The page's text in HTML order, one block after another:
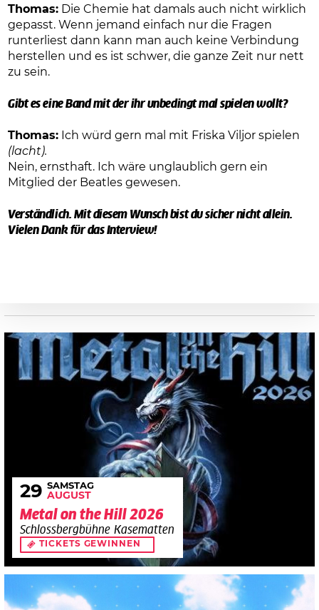
Thomas: Die Chemie hat damals auch nicht wirklich
gepasst. Wenn jemand einfach nur die Fragen
runterliest dann kann man auch keine Verbindung
herstellen und es ist schwer, die ganze Zeit nur nett
zu sein.
Gibt es eine Band mit der ihr unbedingt mal spielen wollt?
Thomas: Ich würd gern mal mit Friska Viljor spielen
(lacht).
Nein, ernsthaft. Ich wäre unglaublich gern ein
Mitglied der Beatles gewesen.
Verständlich. Mit diesem Wunsch bist du sicher nicht allein.
Vielen Dank für das Interview!
29 SAMSTAG
AUGUST
Metal on the Hill 2026
Schlossbergbühne Kasematten
TICKETS GEWINNEN